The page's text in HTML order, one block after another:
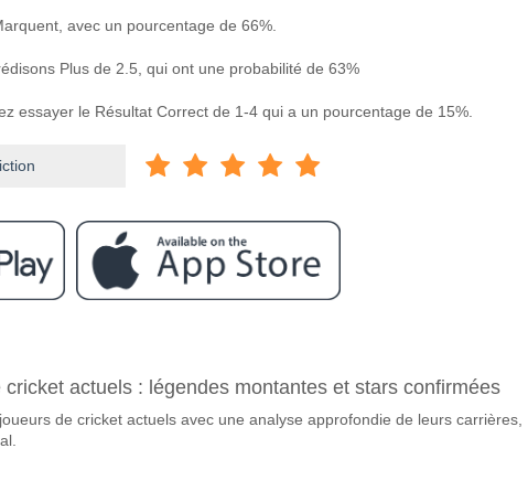
avec un pourcentage de 66%.
Plus de 2.5, qui ont une probabilité de 63%
essayer le Résultat Correct de 1-4 qui a un pourcentage de 15%.
Whitecaps 14 May 2026 01:30.
pour gagner entre FC Dallas v Vancouver Whitecaps?
actuels : légendes montantes et stars confirmées
de cricket actuels avec une analyse approfondie de leurs carrières,